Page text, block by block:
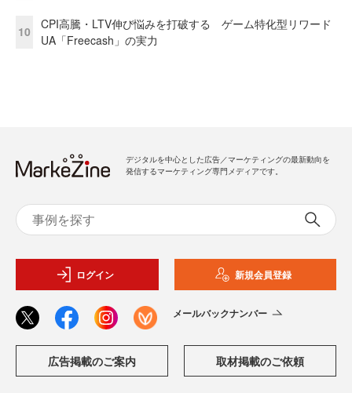
10
CPI高騰・LTV伸び悩みを打破する ゲーム特化型リワード
UA「Freecash」の実力
デジタルを中心とした広告／マーケティングの最新動向を
発信するマーケティング専門メディアです。
ログイン 新規会員登録
メールバックナンバー
広告掲載のご案内 取材掲載のご依頼